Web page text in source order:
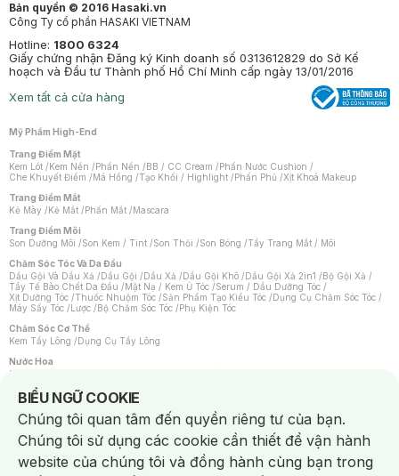
Bản quyền © 2016 Hasaki.vn
Công Ty cổ phần HASAKI VIETNAM
Hotline: 1800 6324
Giấy chứng nhận Đăng ký Kinh doanh số 0313612829 do Sở Kế
hoạch và Đầu tư Thành phố Hồ Chí Minh cấp ngày 13/01/2016
Xem tất cả cửa hàng
Mỹ Phẩm High-End
Trang Điểm Mặt
Kem Lót /Kem Nền /Phấn Nền /BB / CC Cream /Phấn Nước Cushion /
Che Khuyết Điểm /Má Hồng /Tạo Khối / Highlight /Phấn Phủ /Xịt Khoá Makeup
Trang Điểm Mắt
Kẻ Mày /Kẻ Mắt /Phấn Mắt /Mascara
Trang Điểm Môi
Son Dưỡng Môi /Son Kem / Tint /Son Thỏi /Son Bóng /Tẩy Trang Mắt / Môi
Chăm Sóc Tóc Và Da Đầu
Dầu Gội Và Dầu Xả /Dầu Gội /Dầu Xả /Dầu Gội Khô /Dầu Gội Xả 2in1 /Bộ Gội Xả /
Tẩy Tế Bào Chết Da Đầu /Mặt Nạ / Kem Ủ Tóc /Serum / Dầu Dưỡng Tóc /
Xịt Dưỡng Tóc /Thuốc Nhuộm Tóc /Sản Phẩm Tạo Kiểu Tóc /Dụng Cụ Chăm Sóc Tóc /
Máy Sấy Tóc /Lược /Bộ Chăm Sóc Tóc /Phụ Kiện Tóc
Chăm Sóc Cơ Thể
Kem Tẩy Lông /Dụng Cụ Tẩy Lông
Nước Hoa
Nước Hoa Nữ
Chăm Sóc Cá Nhân
Chống Muỗi /Khẩu Trang /Máy Massage/Mặt Nạ Xông Hơi /Nước Rửa Tay/
Sản Phẩm Chăm Sóc Khác /Bàn Chải Đánh Răng /Bàn Chải Điện/
Hỗ Trợ Trắng Răng/Kem Đánh Răng /Máy Tăm Nước/ Nước Súc Miệng/
Tăm / Chỉ Nha Khoa/ Xịt Thơm Miệng / Dung Dịch Vệ Sinh/Dưỡng Vùng Kín/
Khăn Ướt Vệ Sinh Vùng Kín/Băng Vệ Sinh/Tampon/Bọt Cạo Râu /Dao Cạo Râu/
Máy Cạo Râu
BIỂU NGỮ COOKIE
Notice about cookies usage
Chúng tôi quan tâm đến quyền riêng tư của bạn.
Chúng tôi sử dụng các cookie cần thiết để vận hành
website của chúng tôi và đồng hành cùng bạn trong